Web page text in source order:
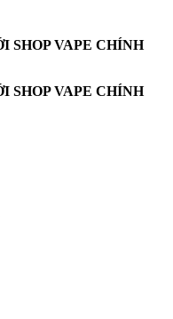
SHOP VAPE CHÍNH
SHOP VAPE CHÍNH